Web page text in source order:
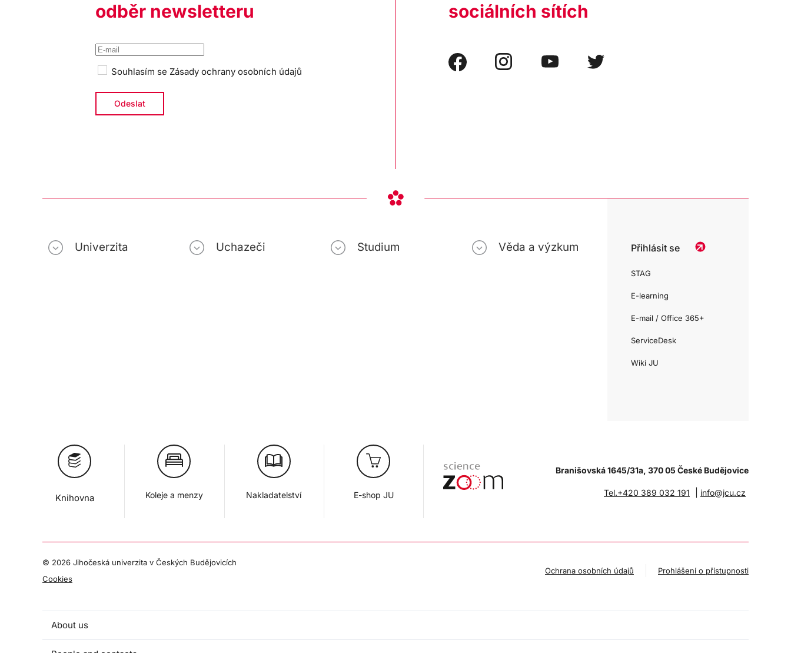
odběr newsletteru
Souhlasím se Zásady ochrany osobních údajů
sociálních sítích
Univerzita Uchazeči Studium Věda a výzkum Přihlásit se
STAG
E-learning
E-mail / Office 365+
ServiceDesk
Wiki JU
Knihovna Koleje a menzy Nakladatelství E-shop JU
Branišovská 1645/31a, 370 05 České Budějovice
Tel.+420 389 032 191 info@jcu.cz
© 2026 Jihočeská univerzita v Českých Budějovicích
Cookies
Ochrana osobních údajů Prohlášení o přístupnosti
About us